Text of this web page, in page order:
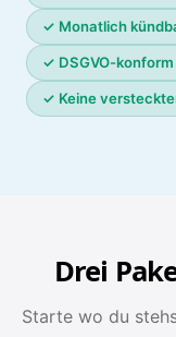
✓ Monatlich
✓ DSGVO-konform
✓ Keine
Drei
Starte wo du